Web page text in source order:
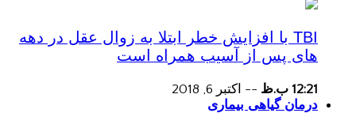
TBI با افزایش خطر ابتلا به زوال عقل در دهه
های پس از آسیب همراه است
12:21 ب.ظ -- اکتبر 6, 2018
درمان گیاهی بیماری